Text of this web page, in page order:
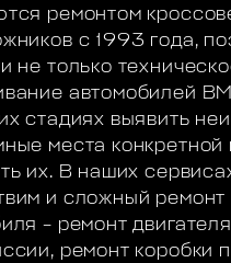
ремонтом
с 1993 года,
не только
автомобилей
стадиях выявить
места конкретной
их. В наших
и сложный ремонт
– ремонт
ремонт коробки